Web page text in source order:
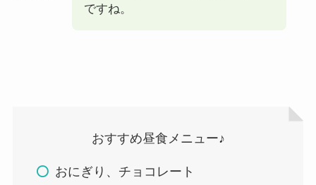
ですね。
おすすめ昼食メニュー♪
おにぎり、チョコレート